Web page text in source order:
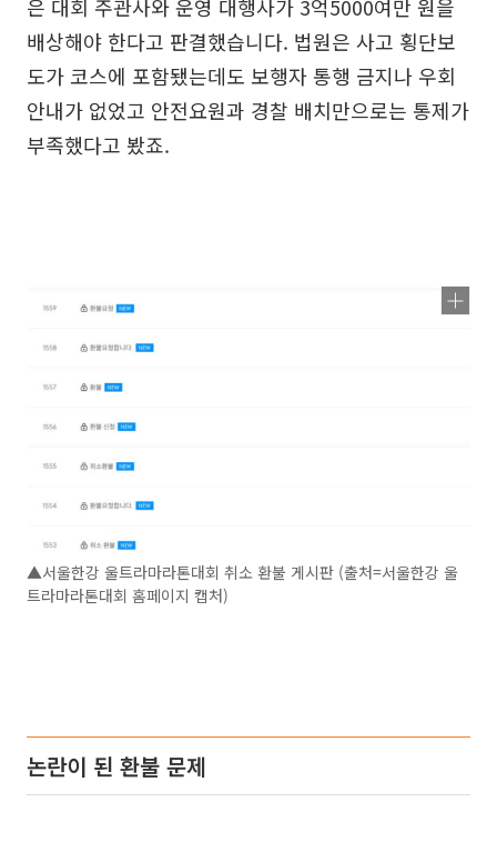
은 대회 주관사와 운영 대행사가 3억5000여만 원을
배상해야 한다고 판결했습니다. 법원은 사고 횡단보
도가 코스에 포함됐는데도 보행자 통행 금지나 우회
안내가 없었고 안전요원과 경찰 배치만으로는 통제가
부족했다고 봤죠.
▲서울한강 울트라마라톤대회 취소 환불 게시판 (출처=서울한강 울
트라마라톤대회 홈페이지 캡처)
논란이 된 환불 문제